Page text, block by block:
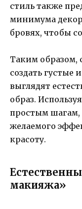
стиль также
минимума
бровях, чтобы
Таким образом,
создать густые
выглядят
образ.
простым шагам,
желаемого
красоту.
макияжа»